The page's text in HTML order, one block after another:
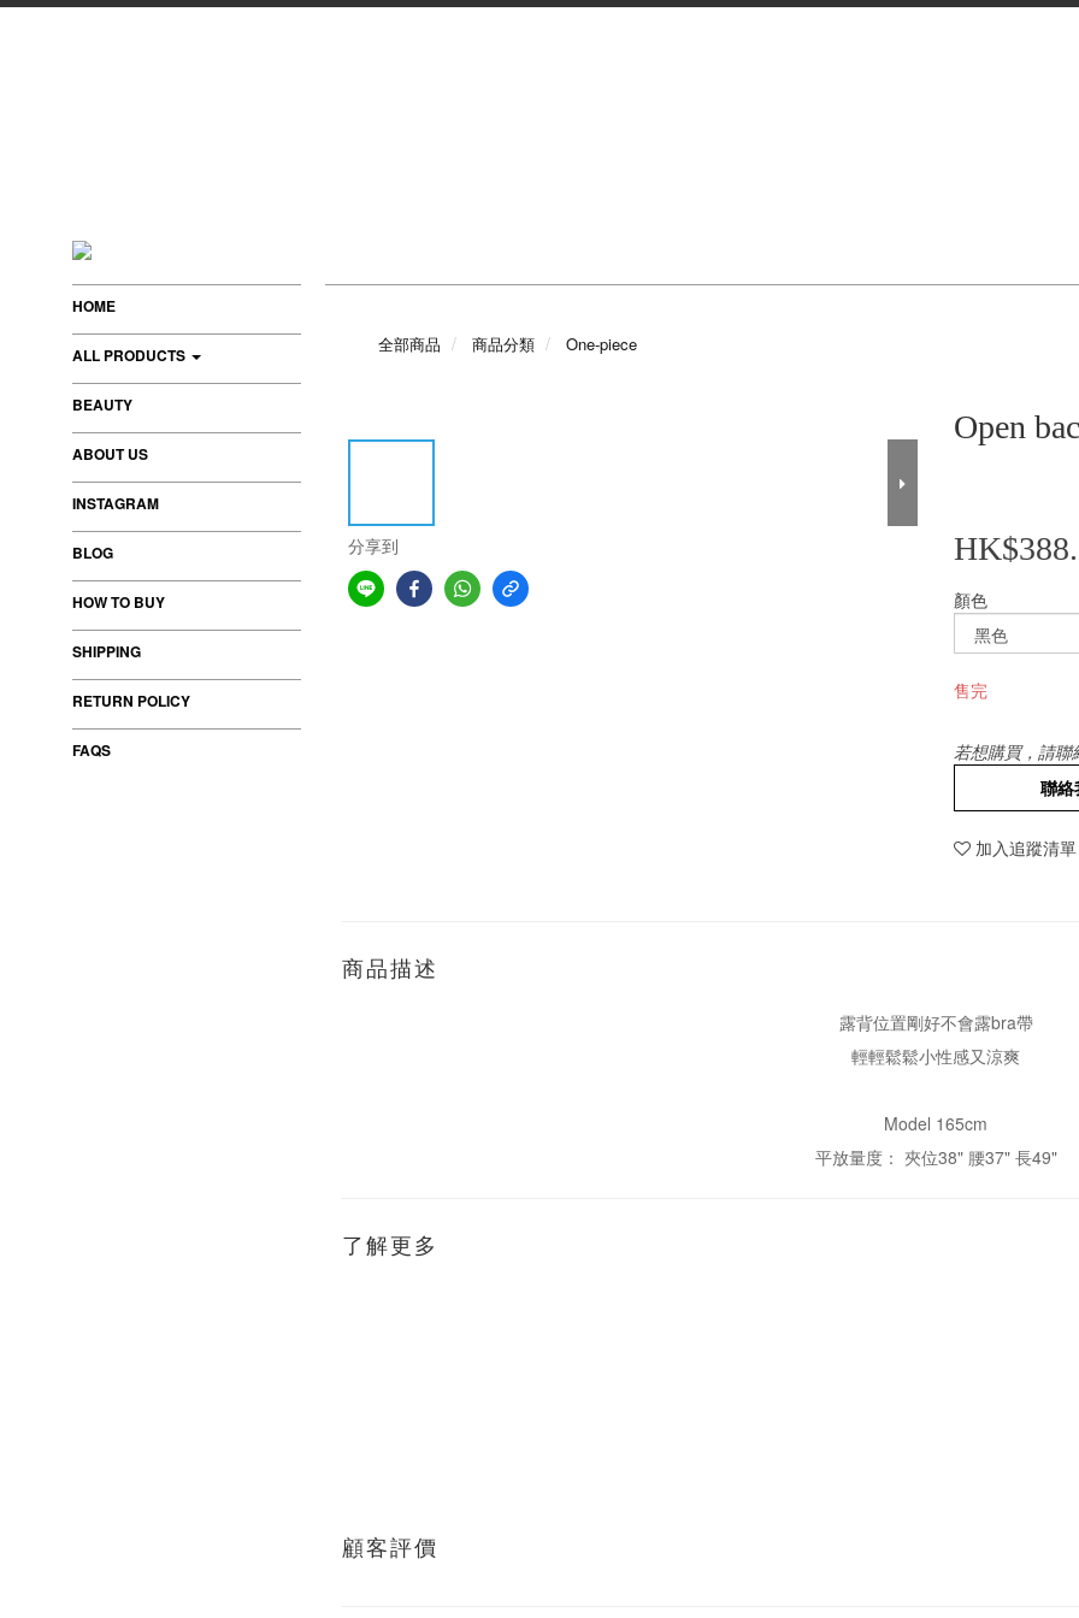
HOME
ALL PRODUCTS
BEAUTY
ABOUT US
INSTAGRAM
BLOG
HOW TO BUY
SHIPPING
RETURN POLICY
FAQS
全部商品 商品分類 One-piece
分享到
Open
顏色
售完
若想購買，請聯
聯絡
加入追蹤清單
商品描述
露背位置剛好不會露bra帶
輕輕鬆鬆小性感又涼爽
Model 165cm
平放量度： 夾位38" 腰37" 長49"
了解更多
顧客評價